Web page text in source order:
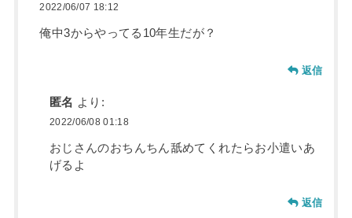
2022/06/07 18:12
俺中3からやってる10年生だが？
返信
匿名 より:
2022/06/08 01:18
おじさんのおちんちん舐めてくれたらお小遣いあ
げるよ
返信